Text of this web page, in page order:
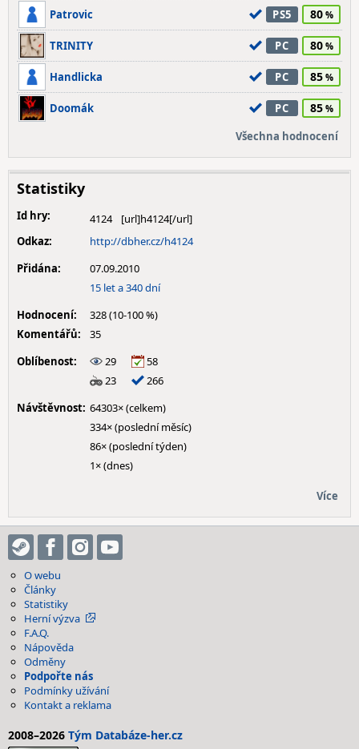
Patrovic PS5 80
TRINITY PC 80
Handlicka PC 85
Doomák PC 85
Všechna hodnocení
Statistiky
Id hry:
4124
Odkaz:
http://dbher.cz/h4124
Přidána:
07.09.2010
15 let a 340 dní
Hodnocení:
328 (10-100 %)
Komentářů:
35
Oblíbenost:
29
58
23
266
Návštěvnost: 64303× (celkem)
334× (poslední měsíc)
86× (poslední týden)
1× (dnes)
Více
O webu
Články
Statistiky
Herní výzva
F.A.Q.
Nápověda
Odměny
Podpořte nás
Podmínky užívání
Kontakt a reklama
2008–2026 Tým Databáze-her.cz